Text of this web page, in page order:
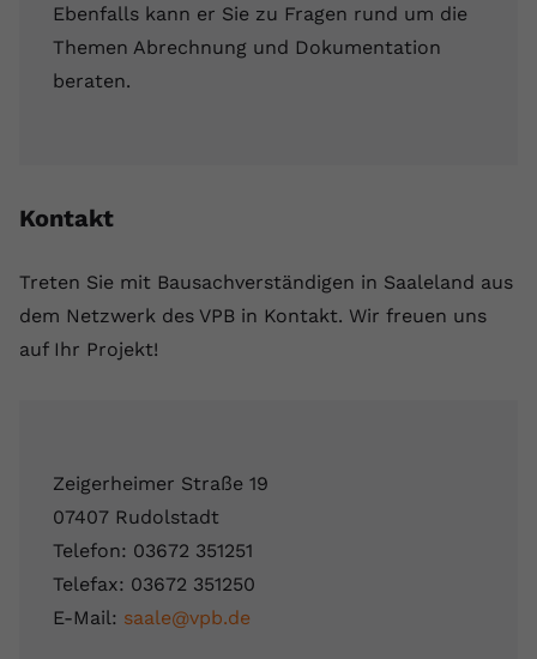
Ebenfalls kann er Sie zu Fragen rund um die
Themen Abrechnung und Dokumentation
beraten.
Kontakt
Treten Sie mit Bausachverständigen in Saaleland aus
dem Netzwerk des VPB in Kontakt. Wir freuen uns
auf Ihr Projekt!
Zeigerheimer Straße 19
07407 Rudolstadt
Telefon: 03672 351251
Telefax: 03672 351250
E-Mail: saale@vpb.de